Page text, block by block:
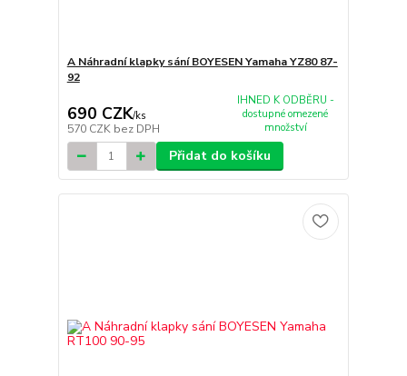
A Náhradní klapky sání BOYESEN Yamaha YZ80 87-
92
690 CZK/ks
570 CZK bez DPH
IHNED K ODBĚRU -
dostupné omezené
množství
Přidat do košíku